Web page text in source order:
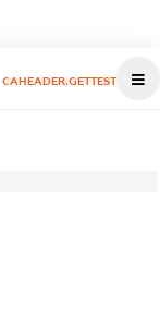
CAHEADER.GETTEST